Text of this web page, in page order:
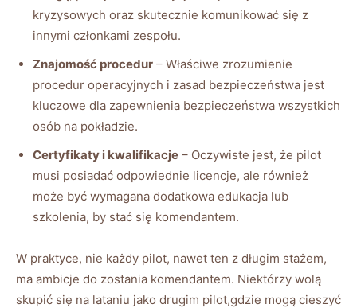
kryzysowych oraz skutecznie komunikować się z
innymi członkami zespołu.
Znajomość procedur – Właściwe zrozumienie
procedur operacyjnych i zasad bezpieczeństwa jest
kluczowe dla zapewnienia bezpieczeństwa wszystkich
osób na pokładzie.
Certyfikaty i kwalifikacje – Oczywiste jest, że pilot
musi posiadać odpowiednie licencje, ale również
może być wymagana dodatkowa edukacja lub
szkolenia, by stać się komendantem.
W praktyce, nie każdy pilot, nawet ten z długim stażem,
ma ambicje do zostania komendantem. Niektórzy wolą
skupić się na lataniu jako drugim pilot,gdzie mogą cieszyć